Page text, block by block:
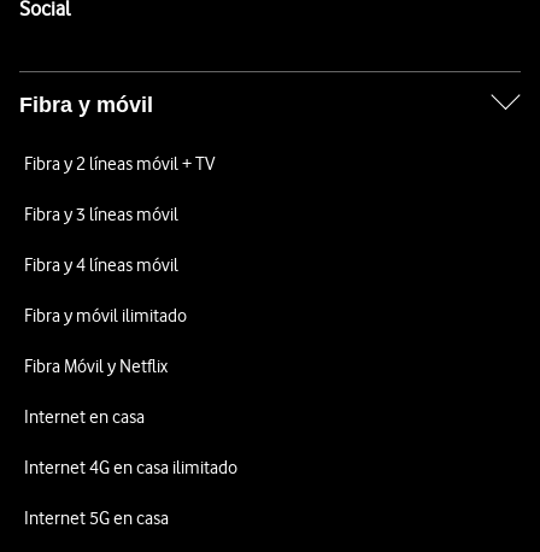
SocialEnlaces a las redes sociales de Vodafone
Fibra y móvil
Fibra y 2 líneas móvil + TV
Fibra y 3 líneas móvil
Fibra y 4 líneas móvil
Fibra y móvil ilimitado
Fibra Móvil y Netflix
Internet en casa
Internet 4G en casa ilimitado
Internet 5G en casa